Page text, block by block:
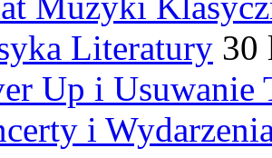
Literatury 30
Up i Usuwanie
i